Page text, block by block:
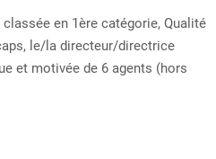
en 1ère catégorie, Qualité
le/la directeur/directrice
et motivée de 6 agents (hors